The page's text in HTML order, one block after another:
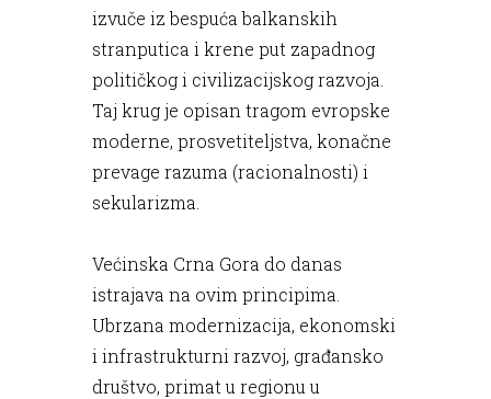
izvuče iz bespuća balkanskih
stranputica i krene put zapadnog
političkog i civilizacijskog razvoja.
Taj krug je opisan tragom evropske
moderne, prosvetiteljstva, konačne
prevage razuma (racionalnosti) i
sekularizma.
Većinska Crna Gora do danas
istrajava na ovim principima.
Ubrzana modernizacija, ekonomski
i infrastrukturni razvoj, građansko
društvo, primat u regionu u